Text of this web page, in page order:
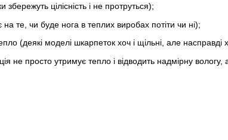
збережуть цілісність і не протруться);
на те, чи буде нога в теплих виробах потіти чи ні);
(деякі моделі шкарпеток хоч і щільні, але насправді
не просто утримує тепло і відводить надмірну